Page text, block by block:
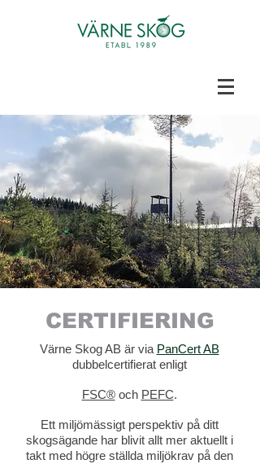
Värne Skog AB är via PanCert AB
dubbelcertifierat enligt
FSC®och PEFC.
Ett miljömässigt perspektiv på ditt
skogsägande har blivit allt mer aktuellt i
takt med högre ställda miljökrav på den
CERTIFIERING